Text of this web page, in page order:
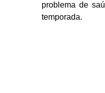
problema de
temporada.